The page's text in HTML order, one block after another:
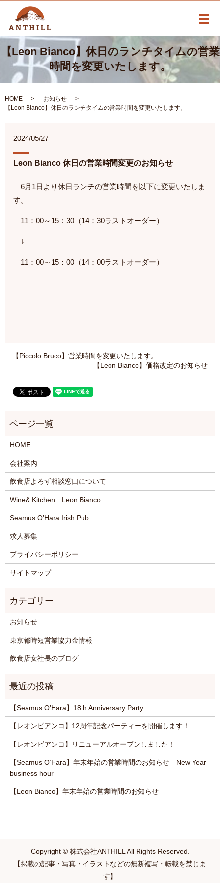
メ
【Leon Bianco】休日のランチタイムの営業
時間を変更いたします。
HOME
お知らせ
【Leon Bianco】休日のランチタイムの営業時間を変更いたします。
2024/05/27
Leon Bianco 休日の営業時間変更のお知らせ
6月1日より休日ランチの営業時間を以下に変更いたしま
す。
11：00～15：30（14：30ラストオーダー）
↓
11：00～15：00（14：00ラストオーダー）
【Piccolo Bruco】営業時間を変更いたします。
【Leon Bianco】価格改定のお知らせ
HOME
会社案内
飲食店よろず相談窓口について
Wine& Kitchen Leon Bianco
Seamus O’Hara Irish Pub
求人募集
プライバシーポリシー
サイトマップ
お知らせ
東京都時短営業協力金情報
飲食店女社長のブログ
【Seamus O’Hara】18th Anniversary Party
【レオンビアンコ】12周年記念パーティーを開催します！
【レオンビアンコ】リニューアルオープンしました！
【Seamus O’Hara】年末年始の営業時間のお知らせ New Year
business hour
【Leon Bianco】年末年始の営業時間のお知らせ
Copyright © 株式会社ANTHILL All Rights Reserved.
【掲載の記事・写真・イラストなどの無断複写・転載を禁じま
す】